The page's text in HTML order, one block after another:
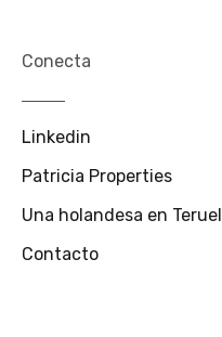
Conecta
Linkedin
Patricia Properties
Una holandesa en Teruel
Contacto